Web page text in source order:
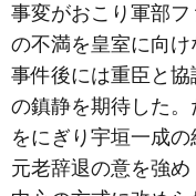
事変がおこり軍部
の不満を皇室に向
事件後には重臣と
の鎮静を期待した
をにぎり宇垣一成
元老辞退の意を強